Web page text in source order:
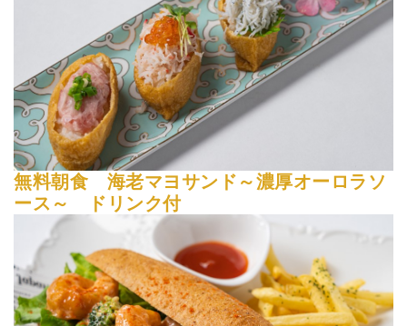
無料朝食 海老マヨサンド～濃厚オーロラソ
ース～ ドリンク付